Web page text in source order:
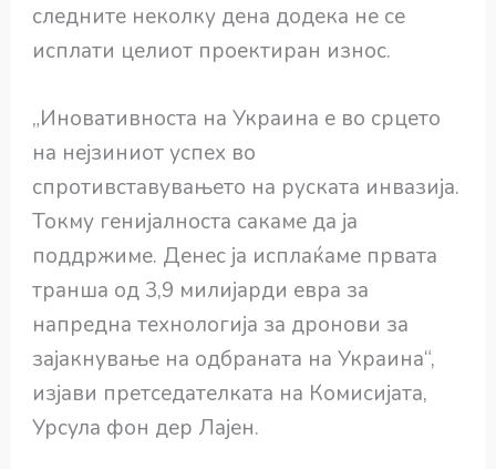
следните неколку дена додека не се
исплати целиот проектиран износ.
„Иновативноста на Украина е во срцето
на нејзиниот успех во
спротивставувањето на руската инвазија.
Токму генијалноста сакаме да ја
поддржиме. Денес ја исплаќаме првата
транша од 3,9 милијарди евра за
напредна технологија за дронови за
зајакнување на одбраната на Украина“,
изјави претседателката на Комисијата,
Урсула фон дер Лајен.